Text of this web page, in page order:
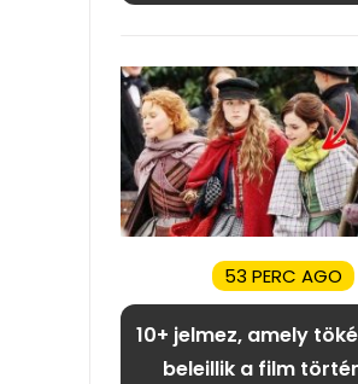
53 PERC AGO
10+ jelmez, amely
beleillik a film